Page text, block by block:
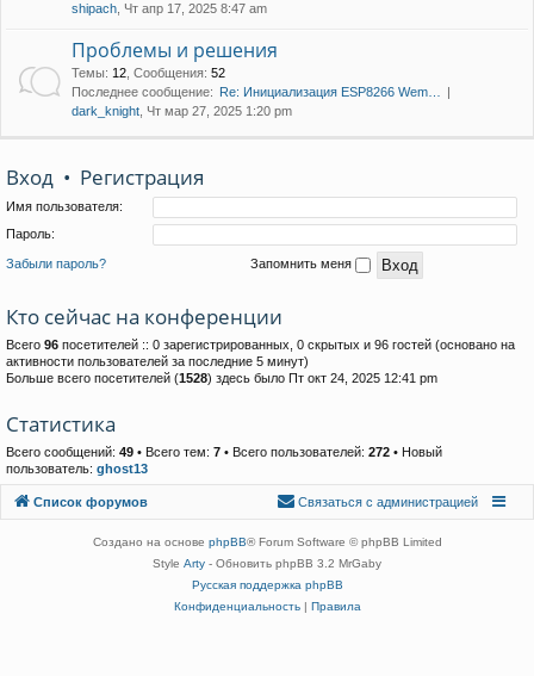
shipach , Чт апр 17, 2025 8:47 am
Проблемы и решения
Темы: 12 Сообщения: 52
Последнее сообщение: Re: Инициализация ESP8266 Wem…
dark_knight , Чт мар 27, 2025 1:20 pm
Вход • Регистрация
Имя пользователя:
Пароль:
Забыли пароль? Запомнить меня
Кто сейчас на конференции
Всего 96 посетителей :: 0 зарегистрированных, 0 скрытых и 96 гостей (основано на
активности пользователей за последние 5 минут)
Больше всего посетителей (1528) здесь было Пт окт 24, 2025 12:41 pm
Статистика
Всего сообщений: 49 • Всего тем: 7 • Всего пользователей: 272 • Новый
пользователь: ghost13
Список форумов
Связаться с
Связаться с администрацией
Создано на основе phpBB® Forum Software © phpBB Limited
Style Arty - Обновить phpBB 3.2 MrGaby
Русская поддержка phpBB
Конфиденциальность| Правила